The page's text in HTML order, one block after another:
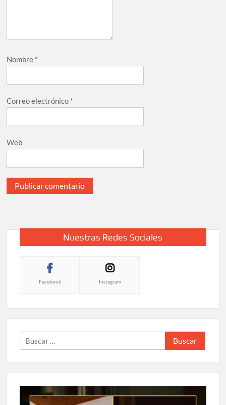
Nombre *
Correo electrónico *
Web
Nuestras Redes Sociales
Facebook Instagram